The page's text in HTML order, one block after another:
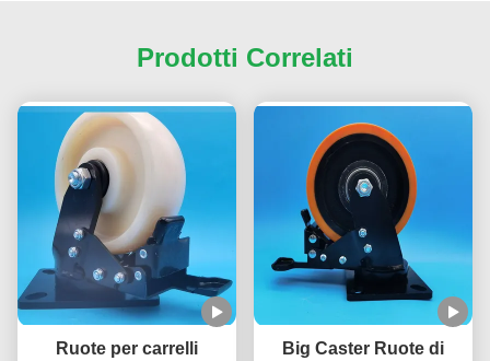
Prodotti Correlati
Ruote per carrelli
Big Caster Ruote di